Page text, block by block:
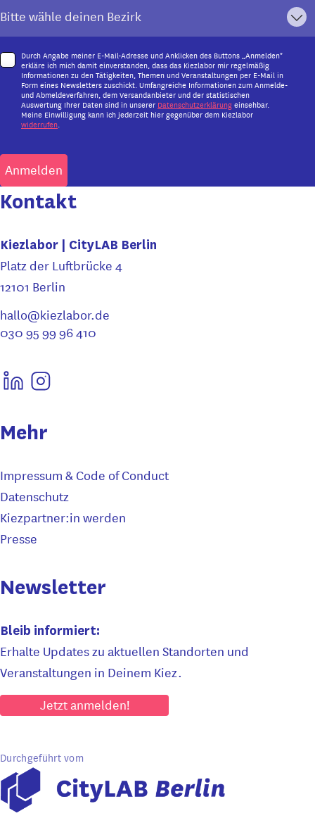
Durch Angabe meiner E-Mail-Adresse und Anklicken des Buttons „Anmelden"
erkläre ich mich damit einverstanden, dass das Kiezlabor mir regelmäßig
Informationen zu den Tätigkeiten, Themen und Veranstaltungen per E-Mail in
Form eines Newsletters zuschickt. Umfangreiche Informationen zum Anmelde-
und Abmeldeverfahren, dem Versandanbieter und der statistischen
Auswertung Ihrer Daten sind in unserer Datenschutzerklärung einsehbar.
Meine Einwilligung kann ich jederzeit hier gegenüber dem Kiezlabor
widerrufen.
Kontakt
Kiezlabor | CityLAB Berlin
Platz der Luftbrücke 4
12101 Berlin
hallo@kiezlabor.de
030 95 99 96 410
Mehr
Impressum & Code of Conduct
Datenschutz
Kiezpartner:in werden
Presse
Newsletter
Bleib informiert:
Erhalte Updates zu aktuellen Standorten und
Veranstaltungen in Deinem Kiez.
Jetzt anmelden!
Durchgeführt vom